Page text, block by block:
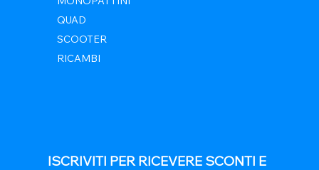
QUAD
SCOOTER
RICAMBI
ISCRIVITI PER RICEVERE SCONTI E